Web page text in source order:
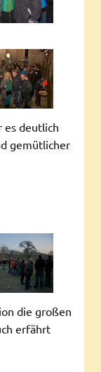
es deutlich
gemütlicher
die großen
erfährt